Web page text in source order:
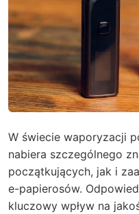
W świecie waporyzacji
nabiera szczególnego
początkujących, jak i
e-papierosów.
kluczowy wpływ na